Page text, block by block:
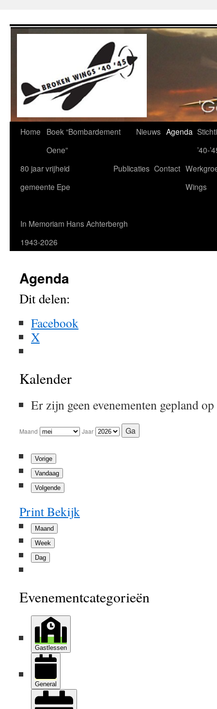
naar
Home
Boek “Bombardement
Oene”
Nieuws Agenda
’40-
80 jaar vrijheid
gemeente Epe
Publicaties Contact
Wings
In Memoriam Hans Achterbergh
1943-2026
Agenda
Dit delen:
Facebook
X
Kalender
Er zijn geen evenementen gepland
Maand Jaar
Vorige
Vandaag
Volgende
PrintBekijk
Maand
Week
Dag
Evenementcategorieën
Gastlessen
General